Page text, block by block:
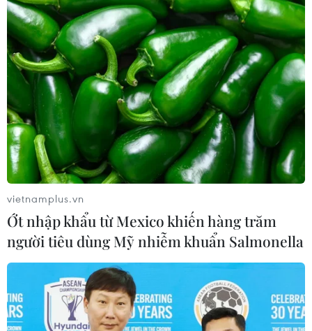
vietnamplus.vn
Ớt nhập khẩu từ Mexico khiến hàng trăm
người tiêu dùng Mỹ nhiễm khuẩn Salmonella